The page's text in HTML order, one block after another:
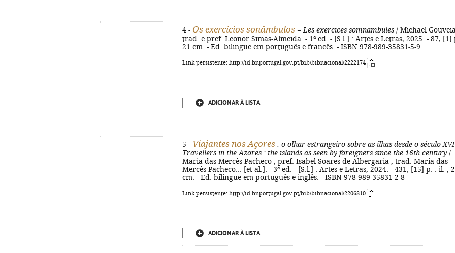
4 - Os exercícios sonâmbulos = Les exercices somnambules / Michael
trad. e pref. Leonor Simas-Almeida. - 1ª ed. - [S.l.] : Artes e Letras, 2025. - 87, [1]
21 cm. - Ed. bilingue em português e francês. - ISBN 978-989-35831-5-9
Link persistente: http://id.bnportugal.gov.pt/bib/bibnacional/2222174
ADICIONAR À LISTA
5 - Viajantes nos Açores : o olhar estrangeiro sobre as ilhas desde o século XVI
Travellers in the Azores : the islands as seen by foreigners since the 16th century /
Maria das Mercês Pacheco ; pref. Isabel Soares de Albergaria ; trad. Maria das
Mercês Pacheco... [et al.]. - 3ª ed. - [S.l.] : Artes e Letras, 2024. - 431, [15] p. : il. ;
cm. - Ed. bilingue em português e inglês. - ISBN 978-989-35831-2-8
Link persistente: http://id.bnportugal.gov.pt/bib/bibnacional/2206810
ADICIONAR À LISTA